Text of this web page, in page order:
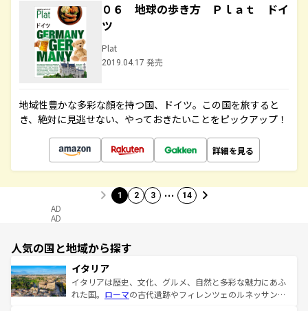
０６ 地球の歩き方 Ｐｌａｔ ドイ
ツ
Plat
2019.04.17 発売
地域性豊かな多彩な顔を持つ国、ドイツ。この国を旅すると
き、絶対に見逃せない、やっておきたいことをピックアップ！
詳細を見る
1 2 3 … 14
AD
AD
人気の国と地域から探す
イタリア
イタリアは歴史、文化、グルメ、自然と多彩な魅力にあふ
れた国。 ローマの古代遺跡やフィレンツェのルネッサンス